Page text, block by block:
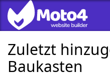
Zuletzt
Baukasten